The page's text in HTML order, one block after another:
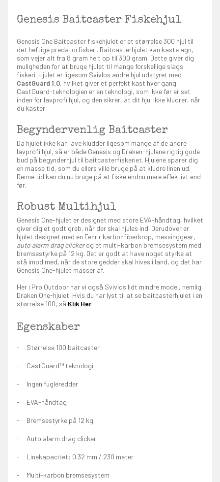
Genesis Baitcaster Fiskehjul
Genesis One Baitcaster fiskehjulet er et størrelse 300 hjul til
det heftige predatorfiskeri. Baitcasterhjulet kan kaste agn,
som vejer alt fra 8 gram helt op til 300 gram. Dette giver dig
muligheden for at bruge hjulet til mange forskellige slags
fiskeri. Hjulet er ligesom Svivlos andre hjul udstyret med
CastGuard 1.0, hvilket giver et perfekt kast hver gang.
CastGuard-teknologien er en teknologi, som ikke før er set
inden for lavprofilhjul, og den sikrer, at dit hjul ikke kludrer, når
du kaster.
Begyndervenlig Baitcaster
Da hjulet ikke kan lave kludder ligesom mange af de andre
lavprofilhjul, så er både Genesis og Draken-hjulene rigtig gode
bud på begynderhjul til baitcasterfiskeriet. Hjulene sparer dig
en masse tid, som du ellers ville bruge på at kludre linen ud.
Denne tid kan du nu bruge på at fiske endnu mere effektivt end
før.
Robust Multihjul
Genesis One-hjulet er designet med store EVA-håndtag, hvilket
giver dig et godt greb, når der skal hjules ind. Derudover er
hjulet designet med en Fenrir karbonfiberkrop, messinggear,
auto alarm drag clickerog et multi-karbon bremsesystem med
bremsestyrke på 12 kg. Det er godt at have noget styrke at
stå imod med, når de store gedder skal hives i land, og det har
Genesis One-hjulet masser af.
Her i Pro Outdoor har vi også Svivlos lidt mindre model, nemlig
Draken One-hjulet. Hvis du har lyst til at se baitcasterhjulet i en
størrelse 100, så Klik Her
Egenskaber
Størrelse 100 baitcaster
CastGuard™ teknologi
Ingen fugleredder
EVA-håndtag
Bremsestyrke på 12 kg
Auto alarm drag clicker
Linekapacitet: 0.32 mm / 230 meter
Multi-karbon bremsesystem